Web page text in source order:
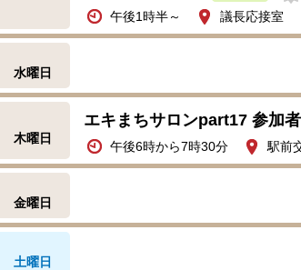
午後1時半～
議長応接室
水曜日
木曜日
エキまちサロンpart17 参加
午後6時から7時30分
駅前
金曜日
土曜日